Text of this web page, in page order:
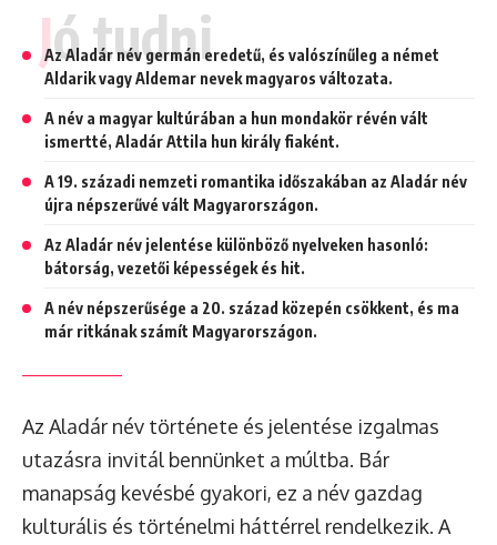
Jó tudni
Az Aladár név germán eredetű, és valószínűleg a német
Aldarik vagy Aldemar nevek magyaros változata.
A név a magyar kultúrában a hun mondakör révén vált
ismertté, Aladár Attila hun király fiaként.
A 19. századi nemzeti romantika időszakában az Aladár név
újra népszerűvé vált Magyarországon.
Az Aladár név jelentése különböző nyelveken hasonló:
bátorság, vezetői képességek és hit.
A név népszerűsége a 20. század közepén csökkent, és ma
már ritkának számít Magyarországon.
Az Aladár név története és jelentése izgalmas
utazásra invitál bennünket a múltba. Bár
manapság kevésbé gyakori, ez a név gazdag
kulturális és történelmi háttérrel rendelkezik. A